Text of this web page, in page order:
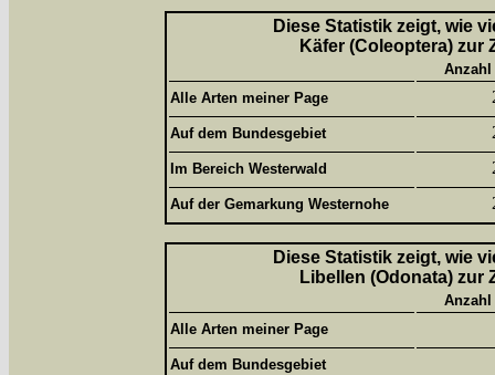
Diese Statistik zeigt, wie
Käfer (Coleoptera) zur
Alle Arten meiner Page
Auf dem Bundesgebiet
Im Bereich Westerwald
Auf der Gemarkung Westernohe
Diese Statistik zeigt, wie
Libellen (Odonata) zur
Alle Arten meiner Page
Auf dem Bundesgebiet